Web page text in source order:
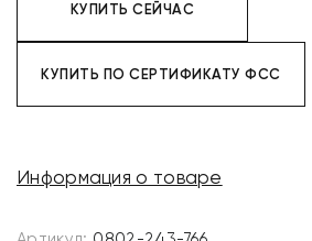
КУПИТЬ СЕЙЧАС
КУПИТЬ ПО СЕРТИФИКАТУ ФСС
Информация о товаре